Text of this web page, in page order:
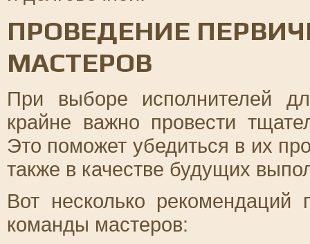
ПРОВЕДЕНИЕ
МАСТЕРОВ
При выборе исполнителей
крайне важно провести
Это поможет убедиться в их
также в качестве будущих
Вот несколько
команды мастеров: